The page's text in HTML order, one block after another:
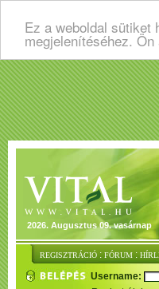
Ez a weboldal sütiket
megjelenítéséhez.
2026. Augusztus 09. vasárnap
REGISZTRÁCIÓ : FÓRUM :
Username: